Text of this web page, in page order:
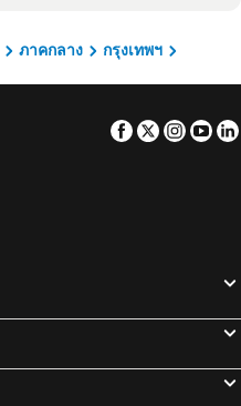
ภาคกลาง
กรุงเทพฯ
Facebook
Twitter